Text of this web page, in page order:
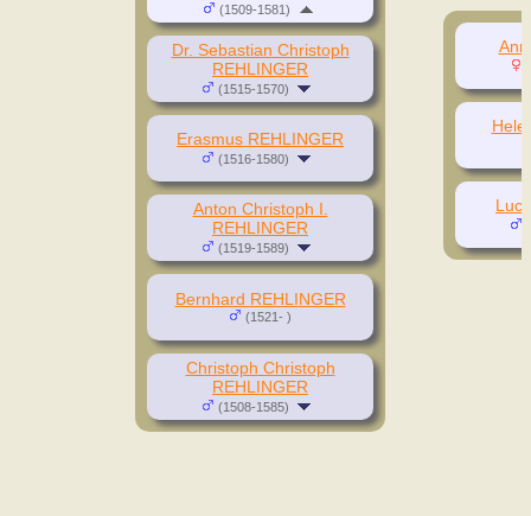
Dr. Sebastian Christoph
REHLINGER
(1515-1570)
Erasmus REHLINGER
(1516-1580)
Anton Christoph I.
REHLINGER
(1519-1589)
Bernhard REHLINGER
(1521- )
Christoph Christoph
REHLINGER
(1508-1585)
(1509-1581)